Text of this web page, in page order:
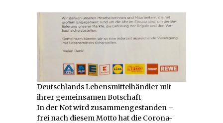
Deutschlands Lebensmittelhändler mit
ihrer gemeinsamen Botschaft
In der Not wird zusammengestanden –
frei nach diesem Motto hat die Corona-